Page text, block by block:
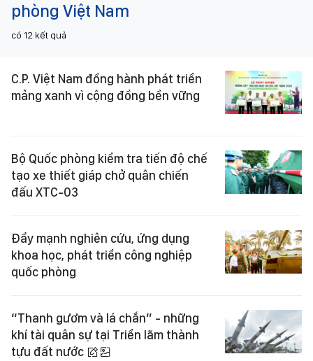
phòng Việt Nam
có 12 kết quả
C.P. Việt Nam đồng hành phát triển
mảng xanh vì cộng đồng bền vững
Bộ Quốc phòng kiểm tra tiến độ chế
tạo xe thiết giáp chở quân chiến
đấu XTC-03
Đẩy mạnh nghiên cứu, ứng dụng
khoa học, phát triển công nghiệp
quốc phòng
“Thanh gươm và lá chắn” - những
khí tài quân sự tại Triển lãm thành
tựu đất nước